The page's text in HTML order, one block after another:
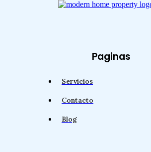
Paginas
Servicios
Contacto
Blog